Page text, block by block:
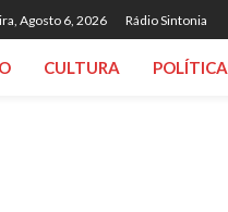
Agosto 6, 2026 Rádio Sintonia
CULTURA POLÍTICA